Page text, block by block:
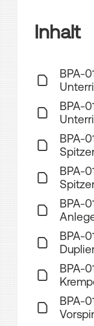
Inhalt
BPA-
BPA-
BPA-
BPA-
BPA-
BPA-
BPA-
BPA-